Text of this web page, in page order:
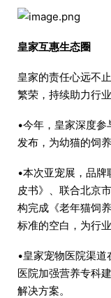
皇家互惠生态圈
皇家的责任心远不
繁荣，持续助力行
•今年，皇家深度
发布，为幼猫的饲
•本次亚宠展，品
皮书》、联合北京
构完成《老年猫饲
标准的空白，为行
•皇家宠物医院渠
医院加强营养专科
解决方案。